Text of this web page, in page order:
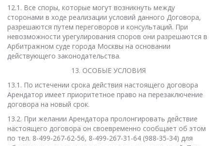
12.1. Все споры, которые могут возникнуть между
сторонами в ходе реализации условий данного Договора,
разрешаются путем переговоров и консультаций. При
невозможности урегулирования споров они разрешаются в
Арбитражном суде города Москвы на основании
действующего законодательства.
13. ОСОБЫЕ УСЛОВИЯ
13.1. По истечении срока действия настоящего договора
Арендатор имеет приоритетное право на перезаключение
договора на новый срок.
13.2. При желании Арендатора пролонгировать действие
настоящего договора он своевременно сообщает об этом
по тел. 8-499-267-62-56, 8-499-267-31-64 (988-35-34) для